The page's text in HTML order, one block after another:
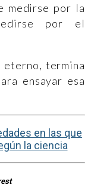
medirse por la
por el
eterno, termina
ensayar esa
en las que
la ciencia